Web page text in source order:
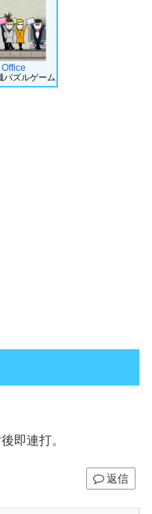
パズルゲーム
即連打。
返信